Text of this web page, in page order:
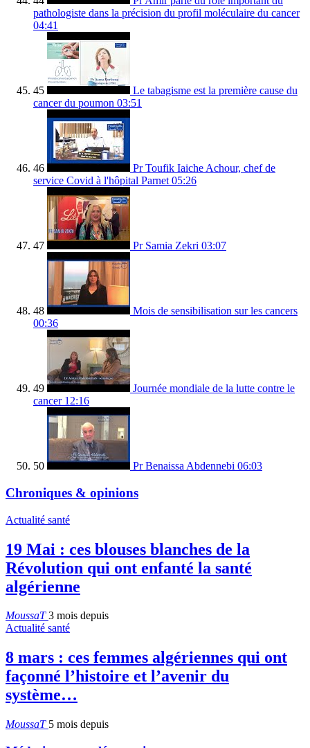
pathologiste dans la précision du profil moléculaire du cancer
04:41
45
Le tabagisme est la première cause du
cancer du poumon 03:51
46
Pr Toufik Iaiche Achour, chef de
service Covid à l'hôpital Parnet 05:26
47 Pr Samia Zekri 03:07
48
Mois de sensibilisation sur les cancers
00:36
49
Journée mondiale de la lutte contre le
cancer 12:16
50 Pr Benaissa Abdennebi 06:03
Chroniques & opinions
Actualité santé
19 Mai : ces blouses blanches de la
Révolution qui ont enfanté la santé
algérienne
MoussaT3 mois depuis
Actualité santé
8 mars : ces femmes algériennes qui ont
façonné l’histoire et l’avenir du
système…
MoussaT 5 mois depuis